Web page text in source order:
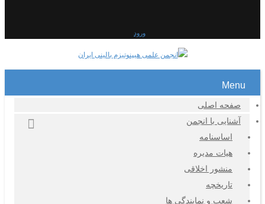
ورود
Menu
صفحه اصلی
آشنایی با انجمن
اساسنامه
هیات مدیره
منشور اخلاقی
تاریخچه
شعب و نمایندگی ها